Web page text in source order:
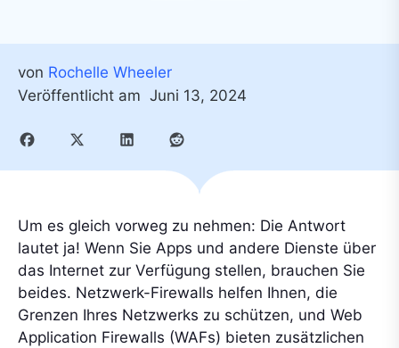
von Rochelle Wheeler
Veröffentlicht am Juni 13, 2024
Um es gleich vorweg zu nehmen: Die Antwort
lautet ja! Wenn Sie Apps und andere Dienste über
das Internet zur Verfügung stellen, brauchen Sie
beides. Netzwerk-Firewalls helfen Ihnen, die
Grenzen Ihres Netzwerks zu schützen, und Web
Application Firewalls (WAFs) bieten zusätzlichen